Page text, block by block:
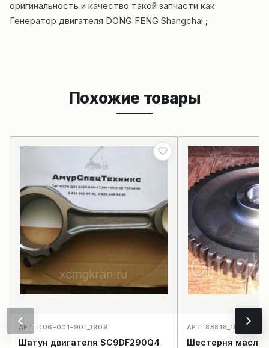
оригинальность и качество такой запчасти как
Генератор двигателя DONG FENG Shangchai ;
Похожие товары
АРТ: D06-001-901_1909
Шатун двигателя SC9DF290Q4
АРТ: 88816_1936
Шестерня